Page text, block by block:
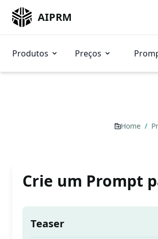
AIPRM
Produtos Preços
Home /
Crie um Prompt
Teaser